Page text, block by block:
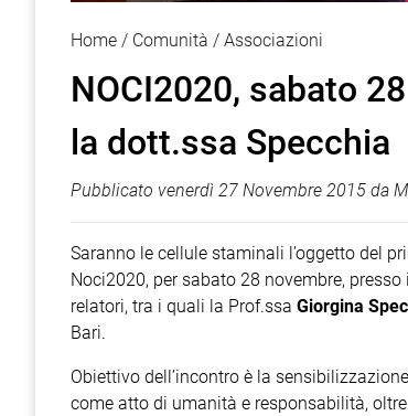
Home Comunità Associazioni
NOCI2020, sabato
la dott.ssa Specchia
Pubblicato venerdì 27 Novembre 2015 da
Saranno le cellule staminali l’oggetto del
Noci2020, per sabato 28 novembre,
relatori, tra i quali la Prof.ssa Giorgina
Bari.
Obiettivo dell’incontro è la
come atto di umanità e responsabilità,